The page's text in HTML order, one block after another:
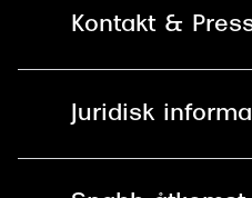
Betala säkert
30 dagars
Kontakt &
Juridisk